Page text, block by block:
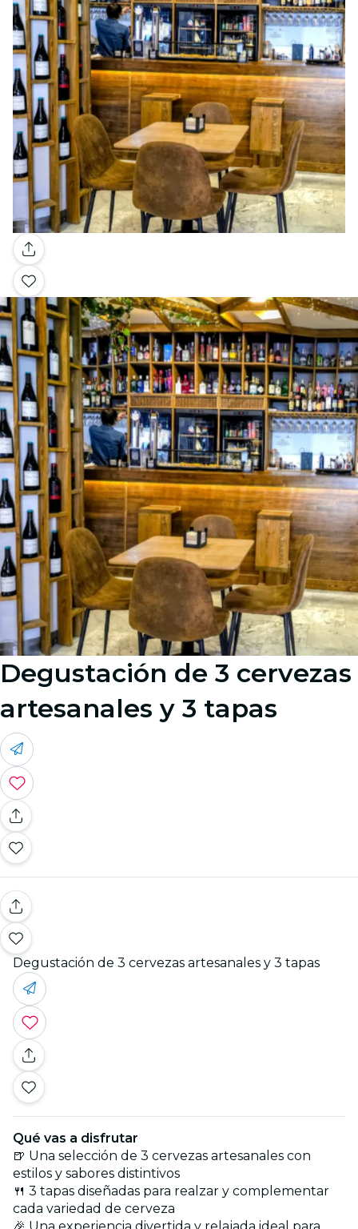
Degustación de 3 cervezas
artesanales y 3 tapas
Degustación de 3 cervezas artesanales y 3 tapas
Qué vas a disfrutar
🍺 Una selección de 3 cervezas artesanales con
estilos y sabores distintivos
🍴 3 tapas diseñadas para realzar y complementar
cada variedad de cerveza
🎉 Una experiencia divertida y relajada ideal para